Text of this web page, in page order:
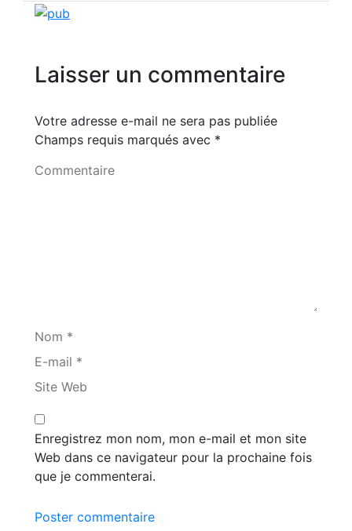
Laisser un commentaire
Votre adresse e-mail ne sera pas publiée
Champs requis marqués avec *
Commentaire
Nom *
E-mail *
Site Web
Enregistrez mon nom, mon e-mail et mon site
Web dans ce navigateur pour la prochaine fois
que je commenterai.
Poster commentaire